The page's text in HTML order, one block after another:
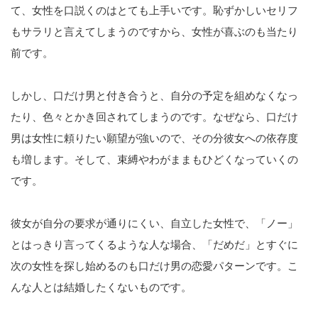
て、女性を口説くのはとても上手いです。恥ずかしいセリフ
もサラリと言えてしまうのですから、女性が喜ぶのも当たり
前です。
しかし、口だけ男と付き合うと、自分の予定を組めなくなっ
たり、色々とかき回されてしまうのです。なぜなら、口だけ
男は女性に頼りたい願望が強いので、その分彼女への依存度
も増します。そして、束縛やわがままもひどくなっていくの
です。
彼女が自分の要求が通りにくい、自立した女性で、「ノー」
とはっきり言ってくるような人な場合、「だめだ」とすぐに
次の女性を探し始めるのも口だけ男の恋愛パターンです。こ
んな人とは結婚したくないものです。